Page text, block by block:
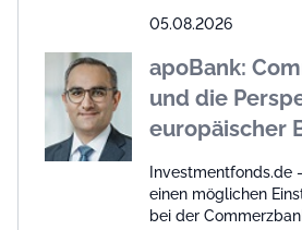
05.08.2026
apoBank:
und die
europäischer
Investmentfonds.de
einen möglichen
bei der